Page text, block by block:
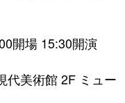
開場 15:30開演
代美術館 2F ミュー